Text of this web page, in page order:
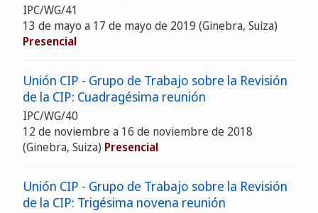
IPC/WG/41
13 de mayo a 17 de mayo de 2019 (Ginebra, Suiza)
Presencial
Unión CIP - Grupo de Trabajo sobre la Revisión
de la CIP: Cuadragésima reunión
IPC/WG/40
12 de noviembre a 16 de noviembre de 2018
(Ginebra, Suiza) Presencial
Unión CIP - Grupo de Trabajo sobre la Revisión
de la CIP: Trigésima novena reunión